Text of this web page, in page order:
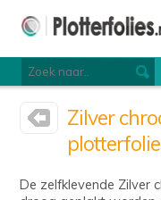
Zilver
plotterfolie
De zelfklevende Zilver